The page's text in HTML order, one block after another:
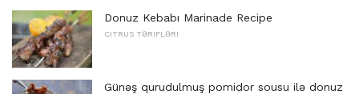
Donuz Kebabı Marinade Recipe
CITRUS TƏRIFLƏRI
Günəş qurudulmuş pomidor sousu ilə donuz